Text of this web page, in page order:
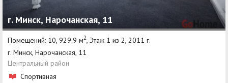
г. Минск, Нарочанская, 11
Помещений: 10, 929.9 м2, Этаж 1 из 2, 2011 г.
г. Минск, Нарочанская, 11
Центральный район
Спортивная